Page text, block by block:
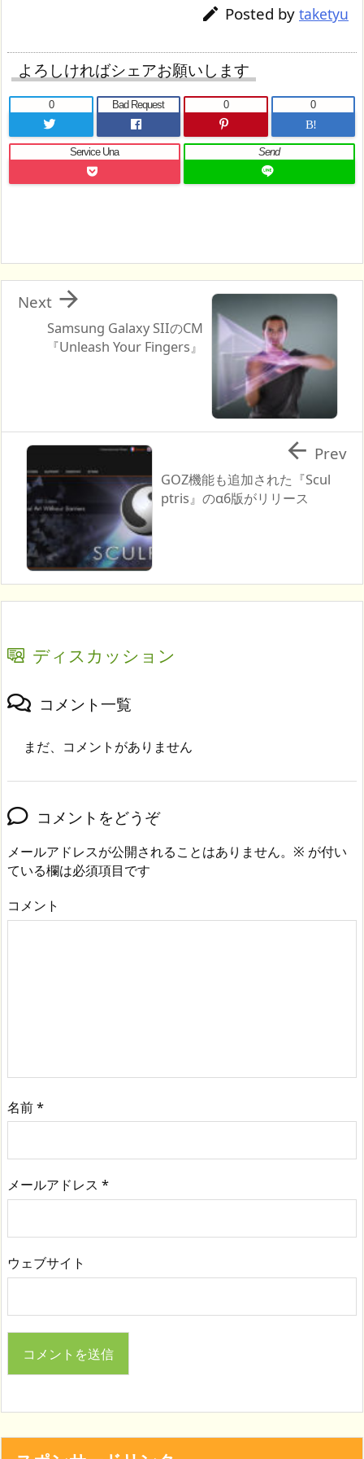
 Posted by taketyu
よろしければシェアお願いします
0 Bad Request
0
B!
0
Service Una Send
Samsung Galaxy SIIのCM
『Unleash Your Fingers』

Next
GOZ機能も追加された『Scul
ptris』のα6版がリリース
 Prev
ディスカッション
コメント一覧
まだ、コメントがありません
コメントをどうぞ
メールアドレスが公開されることはありません。 ※ が付い
ている欄は必須項目です
コメント
名前*
メールアドレス *
ウェブサイト